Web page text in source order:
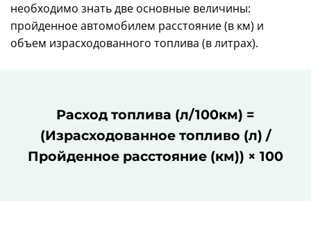
необходимо знать две основные величины:
пройденное автомобилем расстояние (в км) и
объем израсходованного топлива (в литрах).
Расход топлива (л/100км) =
(Израсходованное топливо (л) /
Пройденное расстояние (км)) × 100